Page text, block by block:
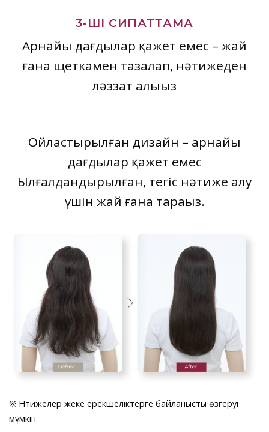
3-ШІ СИПАТТАМА
Арнайы дағдылар қажет емес – жай
ғана щеткамен тазалап, нәтижеден
ләззат алыңыз
Ойластырылған дизайн – арнайы
дағдылар қажет емес
Ылғалдандырылған, тегіс нәтиже алу
үшін жай ғана тараңыз.
※ Нәтижелер жеке ерекшеліктерге байланысты өзгеруі
мүмкін.